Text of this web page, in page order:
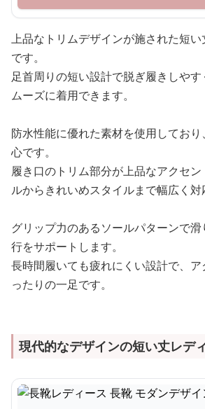
上品なトリムデザインが施された短
です。
足首周りの短い設計で脱ぎ履きしや
ムーズに着用できます。
防水性能に優れた素材を使用してお
心です。
履き口のトリム部分が上品なアクセ
ルからきれいめスタイルまで幅広く対
グリップ力のあるソールパターンで
行をサポートします。
長時間履いても疲れにくい設計で、
ったりの一足です。
現代的なデザインの短い丈レデ